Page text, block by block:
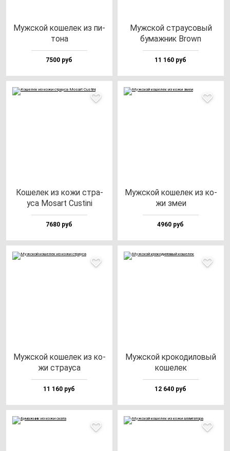
Муж­ской ко­ше­лек из пи­
то­на
7500 руб
Муж­ской стра­усо­вый
бу­маж­ник Brown
11 160 руб
Коше­лек из ко­жи стра­
уса Mosart Cus­ti­ni
7680 руб
Муж­ской ко­ше­лек из ко­
жи змеи
4960 руб
Муж­ской ко­ше­лек из ко­
жи стра­уса
11 160 руб
Муж­ской кро­ко­ди­ло­вый
ко­ше­лек
12 640 руб